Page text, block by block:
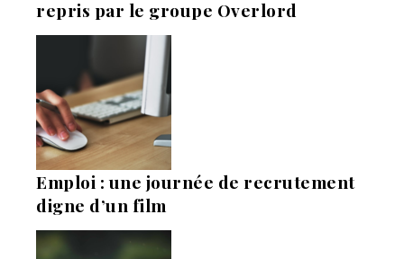
repris par le groupe Overlord
Emploi : une journée de recrutement
digne d’un film